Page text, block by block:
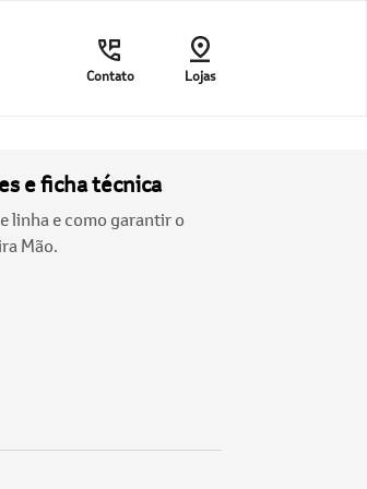
Contato Lojas
e ficha técnica
linha e como garantir o
Mão.